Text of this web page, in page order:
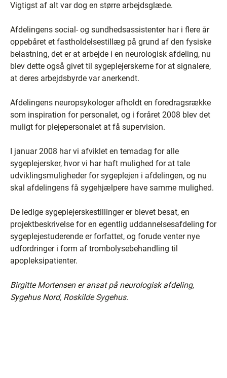
Vigtigst af alt var dog en større arbejdsglæde.
Afdelingens social- og sundhedsassistenter har i flere år
oppebåret et fastholdelsestillæg på grund af den fysiske
belastning, det er at arbejde i en neurologisk afdeling, nu
blev dette også givet til sygeplejerskerne for at signalere,
at deres arbejdsbyrde var anerkendt.
Afdelingens neuropsykologer afholdt en foredragsrække
som inspiration for personalet, og i foråret 2008 blev det
muligt for plejepersonalet at få supervision.
I januar 2008 har vi afviklet en temadag for alle
sygeplejersker, hvor vi har haft mulighed for at tale
udviklingsmuligheder for sygeplejen i afdelingen, og nu
skal afdelingens få sygehjælpere have samme mulighed.
De ledige sygeplejerskestillinger er blevet besat, en
projektbeskrivelse for en egentlig uddannelsesafdeling for
sygeplejestuderende er forfattet, og forude venter nye
udfordringer i form af trombolysebehandling til
apopleksipatienter.
Birgitte Mortensen er ansat på neurologisk afdeling,
Sygehus Nord, Roskilde Sygehus.